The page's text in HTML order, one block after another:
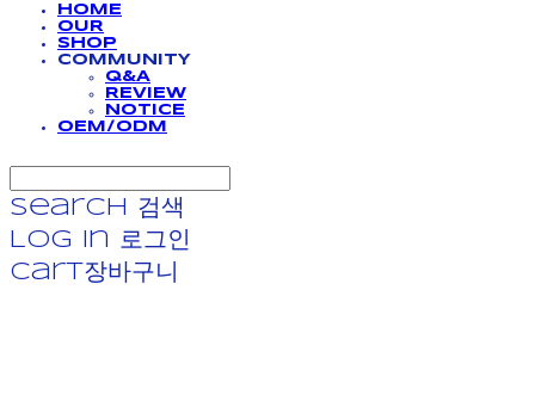
HOME
OUR
SHOP
COMMUNITY
Q&A
REVIEW
NOTICE
OEM/ODM
Search
검색
Log In
로그인
Cart장바구니